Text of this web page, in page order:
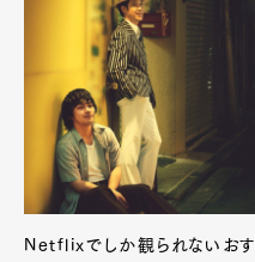
Netflixでしか観られないおす